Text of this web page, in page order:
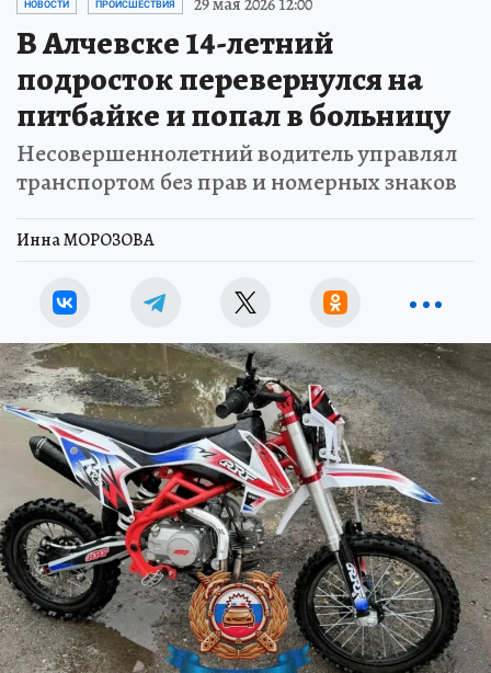
В Алчевске 14-летний
подросток перевернулся на
питбайке и попал в больницу
Несовершеннолетний водитель управлял
транспортом без прав и номерных знаков